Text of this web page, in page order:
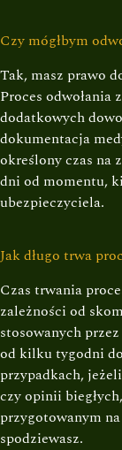
Czy mógłbym
Tak, masz prawo
Proces odwołania
dodatkowych
dokumentacja
określony czas na
dni od momentu,
ubezpieczyciela.
Jak długo trwa
Czas trwania
zależności od
stosowanych
od kilku tygodni
przypadkach,
czy opinii
przygotowanym
spodziewasz.